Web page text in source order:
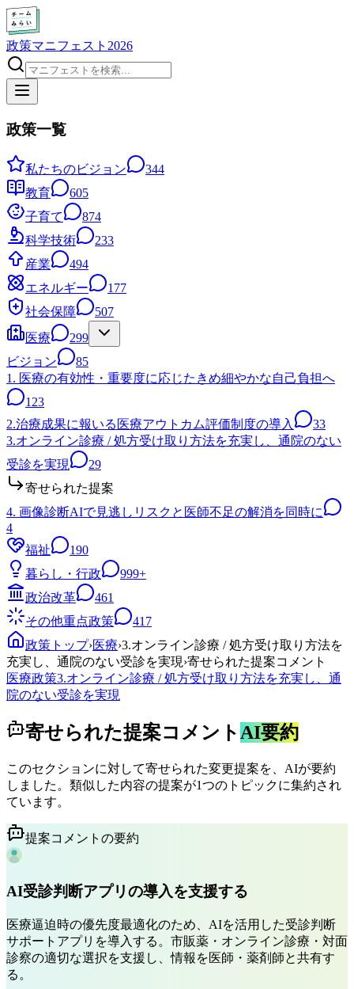
政策マニフェスト2026
政策一覧
私たちのビジョン
344
教育
605
子育て
874
科学技術
233
産業
494
エネルギー
177
社会保障
507
医療
299
ビジョン
85
1. 医療の有効性・重要度に応じたきめ細やかな自己負担へ
123
2.治療成果に報いる医療アウトカム評価制度の導入
33
3.オンライン診療 / 処方受け取り方法を充実し、通院のない
受診を実現
29
寄せられた提案
4. 画像診断AIで見逃しリスクと医師不足の解消を同時に
4
福祉
190
暮らし・行政
999+
政治改革
461
その他重点政策
417
政策トップ›医療›3.オンライン診療 / 処方受け取り方法を
充実し、通院のない受診を実現›寄せられた提案コメント
医療政策3.オンライン診療 / 処方受け取り方法を充実し、通
院のない受診を実現
寄せられた提案コメントAI要約
このセクションに対して寄せられた変更提案を、AIが要約
しました。類似した内容の提案が1つのトピックに集約され
ています。
提案コメントの要約
AI受診判断アプリの導入を支援する
医療逼迫時の優先度最適化のため、AIを活用した受診判断
サポートアプリを導入する。市販薬・オンライン診療・対面
診察の適切な選択を支援し、情報を医師・薬剤師と共有す
る。